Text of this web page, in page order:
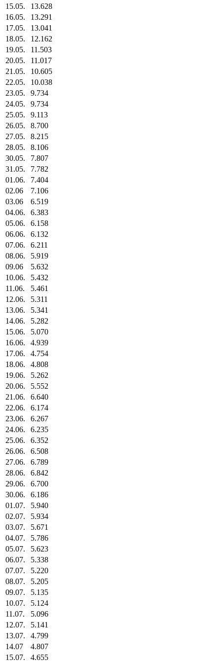
15.05.
13.628
16.05.
13.291
17.05.
13.041
18.05.
12.162
19.05.
11.503
20.05.
11.017
21.05.
10.605
22.05.
10.038
23.05.
9.734
24.05.
9.734
25.05.
9.113
26.05.
8.700
27.05.
8.215
28.05.
8.106
30.05.
7.807
31.05.
7.782
01.06.
7.404
02.06
7.106
03.06
6.519
04.06.
6.383
05.06.
6.158
06.06.
6.132
07.06.
6.211
08.06.
5.919
09.06
5.632
10.06.
5.432
11.06.
5.461
12.06.
5.311
13.06.
5.341
14.06.
5.282
15.06.
5.070
16.06.
4.939
17.06.
4.754
18.06.
4.808
19.06.
5.262
20.06.
5.552
21.06.
6.640
22.06.
6.174
23.06.
6.267
24.06.
6.235
25.06.
6.352
26.06.
6.508
27.06.
6.789
28.06.
6.842
29.06.
6.700
30.06.
6.186
01.07.
5.940
02.07.
5.934
03.07.
5.671
04.07.
5.786
05.07.
5.623
06.07.
5.338
07.07.
5.220
08.07.
5.205
09.07.
5.135
10.07.
5.124
11.07.
5.096
12.07.
5.141
13.07.
4.799
14.07
4.807
15.07.
4.655